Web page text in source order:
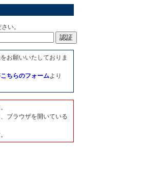
い。
お願いいたしておりま
こちらのフォームより
ブラウザを開いている